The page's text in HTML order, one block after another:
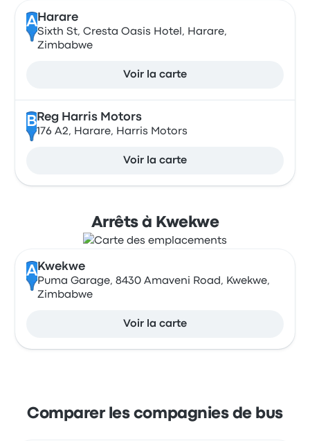
A Harare
Sixth St, Cresta Oasis Hotel, Harare,
Zimbabwe
Voir la carte
B Reg Harris Motors
176 A2, Harare, Harris Motors
Voir la carte
Arrêts à Kwekwe
A Kwekwe
Puma Garage, 8430 Amaveni Road, Kwekwe,
Zimbabwe
Voir la carte
Comparer les compagnies de bus